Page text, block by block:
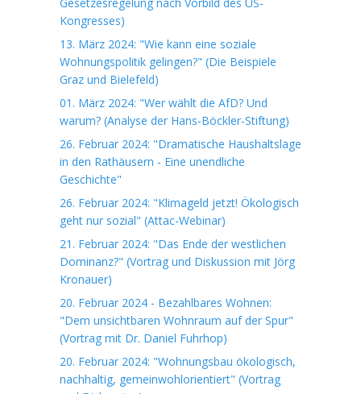
Kongresses)
13. März 2024: "Wie kann eine soziale
Wohnungspolitik gelingen?" (Die Beispiele
Graz und Bielefeld)
01. März 2024: "Wer wählt die AfD? Und
warum? (Analyse der Hans-Böckler-Stiftung)
26. Februar 2024: "Dramatische Haushaltslage
in den Rathäusern - Eine unendliche
Geschichte"
26. Februar 2024: "Klimageld jetzt! Ökologisch
geht nur sozial" (Attac-Webinar)
21. Februar 2024: "Das Ende der westlichen
Dominanz?" (Vortrag und Diskussion mit Jörg
Kronauer)
20. Februar 2024 - Bezahlbares Wohnen:
"Dem unsichtbaren Wohnraum auf der Spur"
(Vortrag mit Dr. Daniel Fuhrhop)
20. Februar 2024: "Wohnungsbau ökologisch,
nachhaltig, gemeinwohlorientiert" (Vortrag